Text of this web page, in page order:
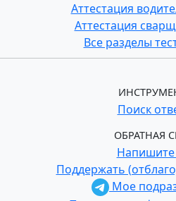
Аттестация
Аттестация
Все разделы
Поиск
ОБРАТНАЯ
Поддержать
Мое